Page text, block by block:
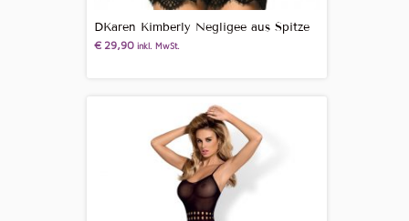
DKaren Kimberly Negligee aus Spitze
€29,90 inkl. MwSt.